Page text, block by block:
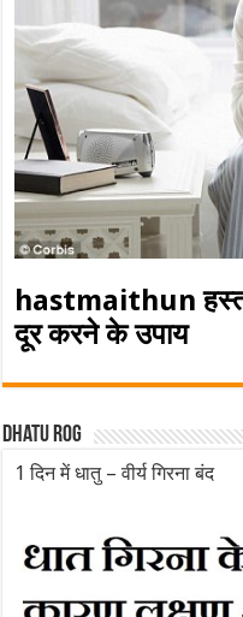
hastmaithun
दूर करने के उपाय
Dhatu rog
1 दिन में धातु – वीर्य गिरना बंद